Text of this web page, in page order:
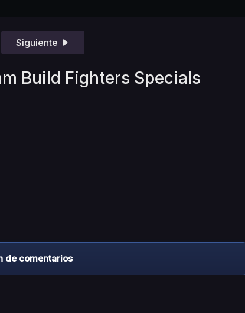
Siguiente
Build Fighters Specials
de comentarios